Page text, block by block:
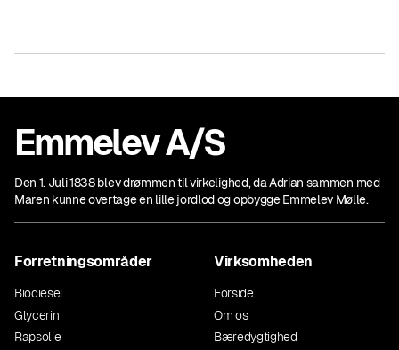
Emmelev A/S
Den 1. Juli 1838 blev drømmen til virkelighed, da Adrian sammen med
Maren kunne overtage en lille jordlod og opbygge Emmelev Mølle.
Forretningsområder
Biodiesel
Glycerin
Rapsolie
Virksomheden
Forside
Om os
Bæredygtighed